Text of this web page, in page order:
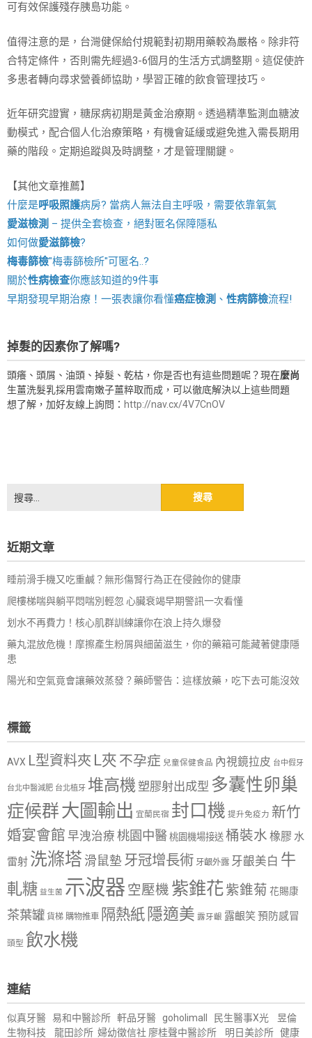
可有效保護殘存胰島功能。
值得注意的是，台灣健保給付規範對初期用藥較為嚴格。除非符
合特定條件，否則需先經過3-6個月的生活方式調整期。這促使許
多患者轉向尋求營養師協助，學習正確的飲食管理技巧。
近年研究證實，糖尿病初期是黃金治療期。透過精準監測血糖波
動模式，配合個人化治療策略，有機會延緩或避免進入需長期用
藥的階段。定期追蹤與及時調整，才是管理關鍵。
【其他文章推薦】
什麼是呼吸照護病房? 當病人無法自主呼吸，需要依靠氧氣
愛滋檢測 – 提供全套檢查，絕對匿名保障隱私
如何做愛滋篩檢?
梅毒篩檢"梅毒篩檢所"可匿名..?
關於性病檢查你應該知道的9件事
早期發現早期治療！一張表讓你看懂癌症檢測 、 性病篩檢流程!
掉髮的因素你了解嗎?
頭癢、頭屑、油頭、掉髮、乾枯，你是否也有這些問題呢？現在麼尚
生薑洗髮乳採用雲南嫩子薑粹取而成，可以徹底解決以上這些問題
想了解，加好友線上詢問： http://nav.cx/4V7CnOV
尋
字:
近期文章
睡前滑手機又吃重鹹？無形傷腎行為正在侵蝕你的健康
爬樓梯喘與躺平悶喘別輕忽 心臟衰竭早期警訊一次看懂
划水不再費力！核心肌群訓練讓你在浪上持久爆發
藥丸混放危機！摩擦產生粉屑與細菌滋生，你的藥箱可能藏著健康隱
患
陽光和空氣竟會讓藥效蒸發？藥師警告：這樣放藥，吃下去可能沒效
標籤
AVX L型資料夾 L夾 不孕症 兒童保健食品 內視鏡拉皮 台中假牙
台北中醫減肥 台北植牙 堆高機塑膠射出成型 多囊性卵巢
症候群大圖輸出 宜蘭民宿 封口機 提升免疫力 新竹
婚宴會館 早洩治療 桃園中醫 桃園機場接送 桶裝水 橡膠 水
雷射 洗滌塔 滑鼠墊 牙冠增長術 牙齦外露 牙齦美白 牛
軋糖 益生菌 示波器 空壓機 紫錐花紫錐菊 花賜康
茶葉罐 貨梯 購物推車 隔熱紙 隱適美 露牙齦 露齦笑預防感冒
頭型 飲水機
連結
似真牙醫 易和中醫診所 軒品牙醫 goholimall 民生醫事X光
昱倫
生物科技
龍田診所 婦幼徵信社 廖桂聲中醫診所 明日美診所 健康